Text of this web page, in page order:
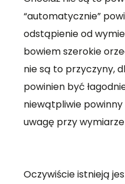
“automatycznie”
odstąpienie od
bowiem szerokie
nie są to przyczyny,
powinien być
niewątpliwie
uwagę przy
Oczywiście istnieją